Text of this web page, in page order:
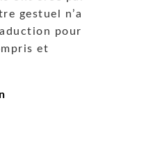
gestuel n’a
pour
et